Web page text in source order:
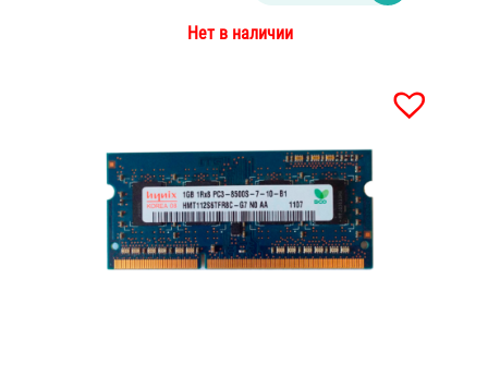
Нет в наличии